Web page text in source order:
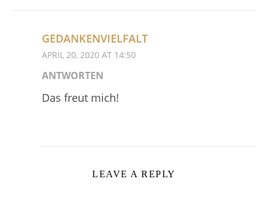
GEDANKENVIELFALT
APRIL 20, 2020 AT 14:50
ANTWORTEN
Das freut mich!
LEAVE A REPLY